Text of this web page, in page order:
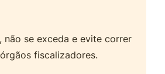
não se exceda e evite correr
fiscalizadores.